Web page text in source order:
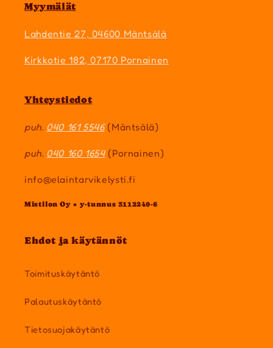
Myymälät
Lahdentie 27, 04600 Mäntsälä
Kirkkotie 182, 07170 Pornainen
Yhteystiedot
puh. 040 161 5546(Mäntsälä)
puh. 040 160 1654(Pornainen)
info@elaintarvikelysti.fi
Mistilon Oy • y-tunnus 3112240-6
Ehdot ja käytännöt
Toimituskäytäntö
Palautuskäytäntö
Tietosuojakäytäntö